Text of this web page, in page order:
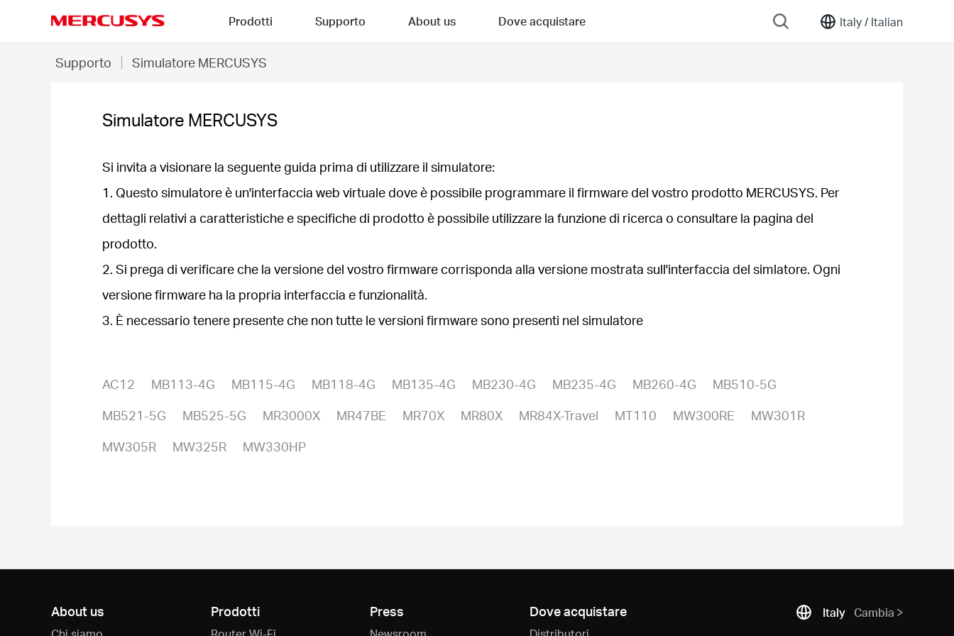
Italy / Italian
Prodotti Supporto About us Dove acquistare
Supporto Simulatore MERCUSYS
Simulatore MERCUSYS
Si invita a visionare la seguente guida prima di utilizzare il simulatore:
1. Questo simulatore è un'interfaccia web virtuale dove è possibile programmare il firmware del vostro prodotto MERCUSYS. Per
dettagli relativi a caratteristiche e specifiche di prodotto è possibile utilizzare la funzione di ricerca o consultare la pagina del
prodotto.
2. Si prega di verificare che la versione del vostro firmware corrisponda alla versione mostrata sull'interfaccia del simlatore. Ogni
versione firmware ha la propria interfaccia e funzionalità.
3. È necessario tenere presente che non tutte le versioni firmware sono presenti nel simulatore
AC12 MB113-4G MB115-4G MB118-4G MB135-4G MB230-4G MB235-4G MB260-4G
MB510-5G
MB521-5G
MB525-5G MR3000X MR47BE MR70X MR80X MR84X-Travel MT110 MW300RE
MW301R
MW305R
MW325R MW330HP
About us Prodotti Press Dove acquistare Italy Cambia